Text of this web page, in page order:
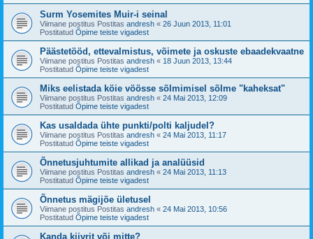
Surm Yosemites Muir-i seinal
Viimane postitus Postitas andresh « 26 Juun 2013, 11:01
Postitatud Õpime teiste vigadest
Päästetööd, ettevalmistus, võimete ja oskuste ebaadekvaatne
Viimane postitus Postitas andresh « 18 Juun 2013, 13:44
Postitatud Õpime teiste vigadest
Miks eelistada köie vöösse sõlmimisel sõlme "kaheksat"
Viimane postitus Postitas andresh « 24 Mai 2013, 12:09
Postitatud Õpime teiste vigadest
Kas usaldada ühte punkti/polti kaljudel?
Viimane postitus Postitas andresh « 24 Mai 2013, 11:17
Postitatud Õpime teiste vigadest
Õnnetusjuhtumite allikad ja analüüsid
Viimane postitus Postitas andresh « 24 Mai 2013, 11:13
Postitatud Õpime teiste vigadest
Õnnetus mägijõe ületusel
Viimane postitus Postitas andresh « 24 Mai 2013, 10:56
Postitatud Õpime teiste vigadest
Kanda kiivrit või mitte?